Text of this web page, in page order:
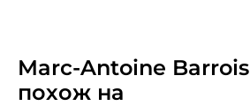
Marc-Antoine Barrois
похож на